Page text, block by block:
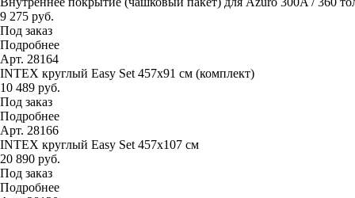
9 275 руб.
Под заказ
Подробнее
Арт. 28164
INTEX круглый Easy Set 457х91 см (комплект)
10 489 руб.
Под заказ
Подробнее
Арт. 28166
INTEX круглый Easy Set 457х107 см
20 890 руб.
Под заказ
Подробнее